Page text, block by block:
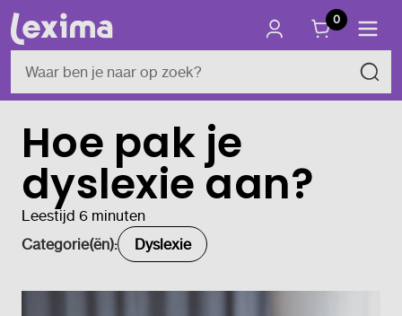
0
Hoe pak je
dyslexie aan?
Leestijd 6 minuten
Categorie(ën):
Dyslexie